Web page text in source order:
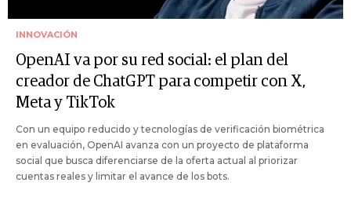
INNOVACIÓN
OpenAI va por su red social: el plan del
creador de ChatGPT para competir con X,
Meta y TikTok
Con un equipo reducido y tecnologías de verificación biométrica
en evaluación, OpenAI avanza con un proyecto de plataforma
social que busca diferenciarse de la oferta actual al priorizar
cuentas reales y limitar el avance de los bots.